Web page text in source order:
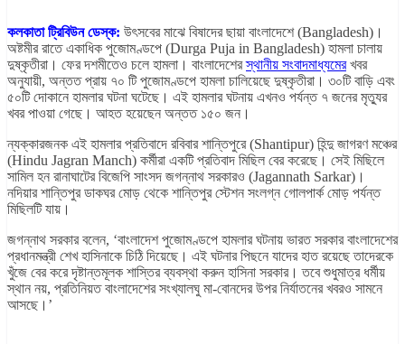
কলকাতা ট্রিবিউন ডেস্ক: উৎসবের মাঝে বিষাদের ছায়া বাংলাদেশে (Bangladesh)।
অষ্টমীর রাতে একাধিক পুজোমণ্ডপে (Durga Puja in Bangladesh) হামলা চালায়
দুষ্কৃতীরা। ফের দশমীতেও চলে হামলা। বাংলাদেশেরস্থানীয় সংবাদমাধ্যমেরখবর
অনুযায়ী, অন্তত প্রায় ৭০ টি পুজোমণ্ডপে হামলা চালিয়েছে দুষ্কৃতীরা। ৩০টি বাড়ি এবং
৫০টি দোকানে হামলার ঘটনা ঘটেছে। এই হামলার ঘটনায় এখনও পর্যন্ত ৭ জনের মৃত্যুর
খবর পাওয়া গেছে। আহত হয়েছেন অন্তত ১৫০ জন।
ন্যক্কারজনক এই হামলার প্রতিবাদে রবিবার শান্তিপুরে (Shantipur) হিন্দু জাগরণ মঞ্চের
(Hindu Jagran Manch) কর্মীরা একটি প্রতিবাদ মিছিল বের করেছে। সেই মিছিলে
সামিল হন রানাঘাটের বিজেপি সাংসদ জগন্নাথ সরকারও (Jagannath Sarkar)।
নদিয়ার শান্তিপুর ডাকঘর মোড় থেকে শান্তিপুর স্টেশন সংলগ্ন গোলপার্ক মোড় পর্যন্ত
মিছিলটি যায়।
জগন্নাথ সরকার বলেন, ‘বাংলাদেশ পুজোমণ্ডপে হামলার ঘটনায় ভারত সরকার বাংলাদেশের
প্রধানমন্ত্রী শেখ হাসিনাকে চিঠি দিয়েছে। এই ঘটনার পিছনে যাদের হাত রয়েছে তাদেরকে
খুঁজে বের করে দৃষ্টান্তমূলক শাস্তির ব্যবস্থা করুন হাসিনা সরকার। তবে শুধুমাত্র ধর্মীয়
স্থান নয়, প্রতিনিয়ত বাংলাদেশের সংখ্যালঘু মা-বোনদের উপর নির্যাতনের খবরও সামনে
আসছে।’